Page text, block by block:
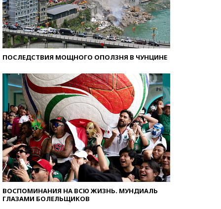
ПОСЛЕДСТВИЯ МОЩНОГО ОПОЛЗНЯ В ЧУНЦИНЕ
ВОСПОМИНАНИЯ НА ВСЮ ЖИЗНЬ. МУНДИАЛЬ
ГЛАЗАМИ БОЛЕЛЬЩИКОВ